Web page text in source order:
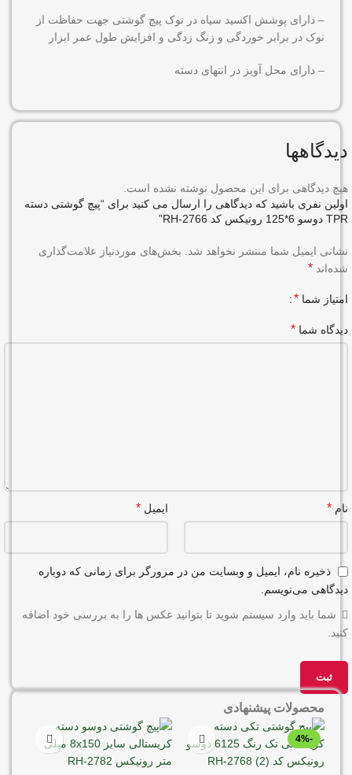
– دارای پوشش اکسید سیاه در نوک پیچ گوشتی جهت حفاظت از
نوک در برابر خوردگی و زنگ زدگی و افزایش طول عمر ابزار
– دارای محل آویز در انتهای دسته
دیدگاهها
هیچ دیدگاهی برای این محصول نوشته نشده است.
اولین نفری باشید که دیدگاهی را ارسال می کنید برای “پیچ گوشتی دسته
TPR دوسو 6*125 رونیکس کد RH-2766”
نشانی ایمیل شما منتشر نخواهد شد.
بخش‌های موردنیاز علامت‌گذاری
شده‌اند *
امتیاز شما *
دیدگاه شما *
نام * ایمیل *
ذخیره نام، ایمیل و وبسایت من در مرورگر برای زمانی که دوباره
دیدگاهی می‌نویسم.
شما باید وارد سیستم شوید تا بتوانید عکس ها را به بررسی خود اضافه
کنید.
محصولات پیشنهادی
-4%